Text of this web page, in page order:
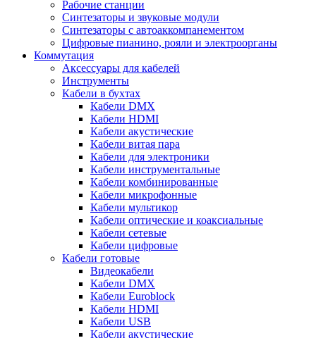
Рабочие станции
Синтезаторы и звуковые модули
Синтезаторы с автоаккомпанементом
Цифровые пианино, рояли и электроорганы
Коммутация
Аксессуары для кабелей
Инструменты
Кабели в бухтах
Кабели DMX
Кабели HDMI
Кабели акустические
Кабели витая пара
Кабели для электроники
Кабели инструментальные
Кабели комбинированные
Кабели микрофонные
Кабели мультикор
Кабели оптические и коаксиальные
Кабели сетевые
Кабели цифровые
Кабели готовые
Видеокабели
Кабели DMX
Кабели Euroblock
Кабели HDMI
Кабели USB
Кабели акустические